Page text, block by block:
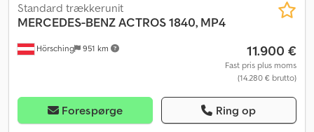
Hörsching 951 km
Standard trækkerunit
MERCEDES-BENZACTROS 1840, MP4
11.900 €
Fast pris plus moms
(14.280 € brutto)
Forespørge Ring op